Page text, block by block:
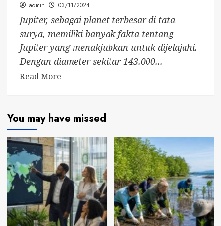
admin 03/11/2024
Jupiter, sebagai planet terbesar di tata
surya, memiliki banyak fakta tentang
Jupiter yang menakjubkan untuk dijelajahi.
Dengan diameter sekitar 143.000...
Read More
You may have missed